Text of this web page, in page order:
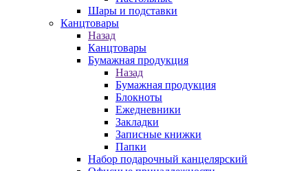
Шары и подставки
Канцтовары
Назад
Канцтовары
Бумажная продукция
Назад
Бумажная продукция
Блокноты
Ежедневники
Закладки
Записные книжки
Папки
Набор подарочный канцелярский